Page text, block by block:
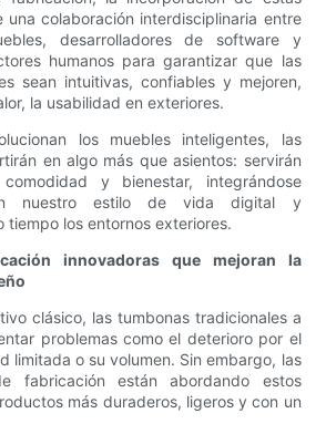
una colaboración interdisciplinaria entre
desarrolladores de software y
humanos para garantizar que las
sean intuitivas, confiables y mejoren,
la usabilidad en exteriores.
los muebles inteligentes, las
en algo más que asientos: servirán
y bienestar, integrándose
nuestro estilo de vida digital y
tiempo los entornos exteriores.
innovadoras que mejoran la
clásico, las tumbonas tradicionales a
problemas como el deterioro por el
limitada o su volumen. Sin embargo, las
fabricación están abordando estos
más duraderos, ligeros y con un